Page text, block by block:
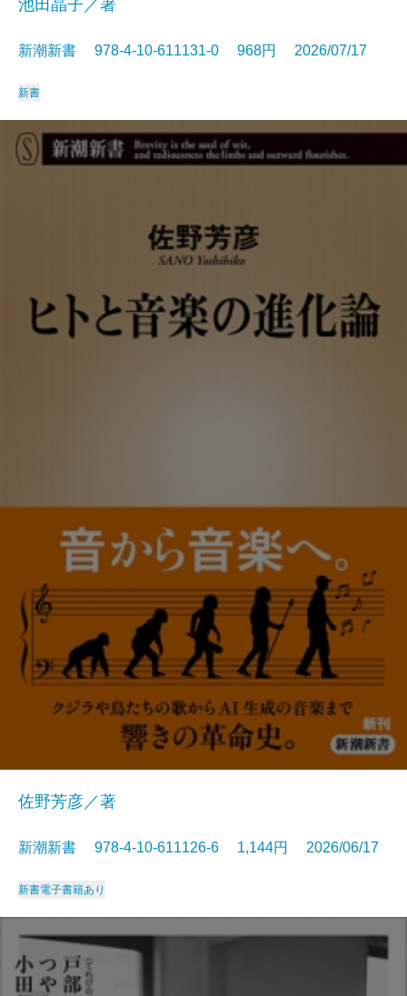
池田晶子／著
新潮新書 978-4-10-611131-0 968円 2026/07/17
新書
佐野芳彦／著
新潮新書 978-4-10-611126-6 1,144円 2026/06/17
新書電子書籍あり